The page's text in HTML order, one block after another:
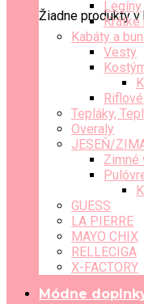
Žiadne produkty v
Legíny
Krátke
Kabáty a
Vesty
Tepláky,
Overaly
JESEŇ/
Zimné
GUESS
LA PIERRE
MAYO CHIX
RELLECIGA
X-FACTORY
Módne